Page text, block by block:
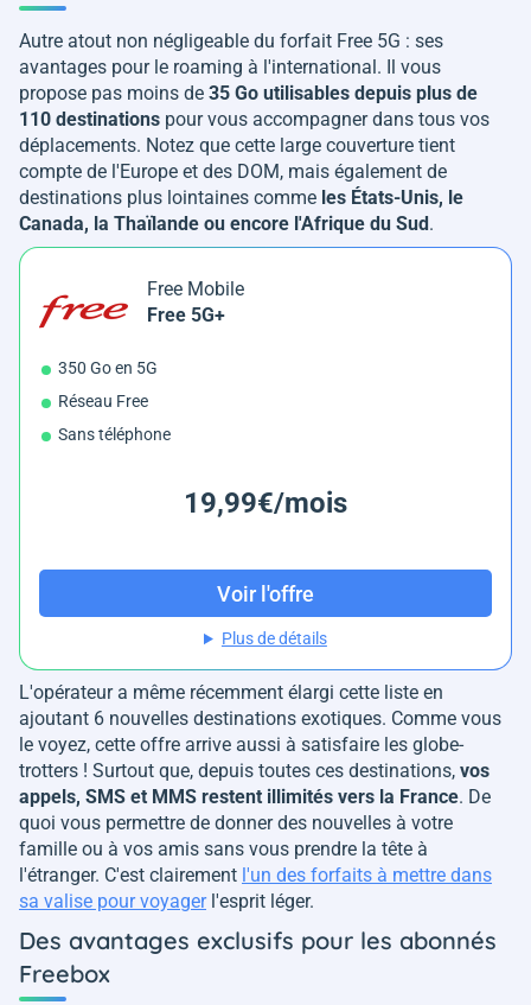
Autre atout non négligeable du forfait Free 5G : ses
avantages pour le roaming à l'international. Il vous
propose pas moins de 35 Go utilisables depuis plus de
110 destinations pour vous accompagner dans tous vos
déplacements. Notez que cette large couverture tient
compte de l'Europe et des DOM, mais également de
destinations plus lointaines comme les États-Unis, le
Canada, la Thaïlande ou encore l'Afrique du Sud .
Free Mobile
Free 5G+
350 Go en 5G
Réseau Free
Sans téléphone
19,99€/mois
Voir l'offre
Plus de détails
L'opérateur a même récemment élargi cette liste en
ajoutant 6 nouvelles destinations exotiques. Comme vous
le voyez, cette offre arrive aussi à satisfaire les globe-
trotters ! Surtout que, depuis toutes ces destinations, vos
appels, SMS et MMS restent illimités vers la France. De
quoi vous permettre de donner des nouvelles à votre
famille ou à vos amis sans vous prendre la tête à
l'étranger. C'est clairement l'un des forfaits à mettre dans
sa valise pour voyagerl'esprit léger.
Des avantages exclusifs pour les abonnés
Freebox